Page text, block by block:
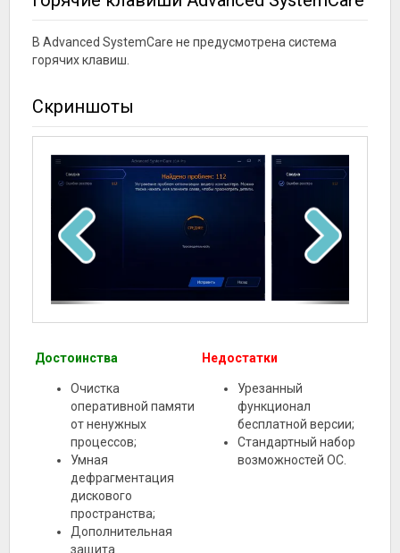
В Advanced SystemCare не предусмотрена система
горячих клавиш.
Скриншоты
Достоинства
Очистка
оперативной памяти
от ненужных
процессов;
Умная
дефрагментация
дискового
пространства;
Дополнительная
защита
Недостатки
Урезанный
функционал
бесплатной версии;
Стандартный набор
возможностей ОС.